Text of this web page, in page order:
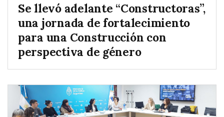
Se llevó adelante “Constructoras”,
una jornada de fortalecimiento
para una Construcción con
perspectiva de género